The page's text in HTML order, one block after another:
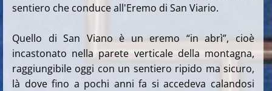
sentiero che conduce all'Eremo di San Viario.
Quello di San Viano è un eremo “in abrì”, cioè
incastonato nella parete verticale della montagna,
raggiungibile oggi con un sentiero ripido ma sicuro,
là dove fino a pochi anni fa si accedeva calandosi